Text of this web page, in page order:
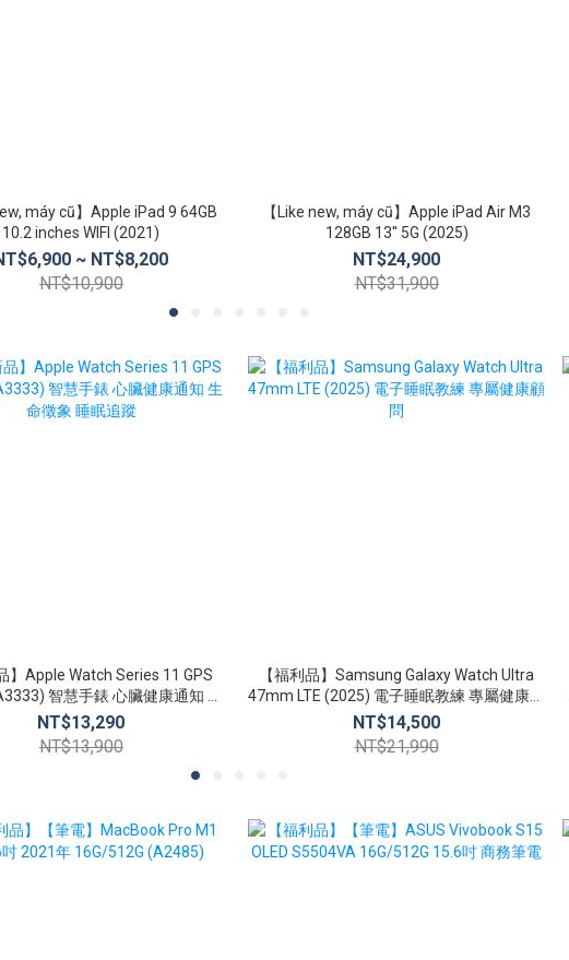
máy cũ】Apple iPad 9 64GB
10.2 inches WIFI (2021)
~ NT$8,200
NT$10,900
【Like new, máy cũ】Apple iPad Air M3
128GB 13'' 5G (2025)
NT$24,900
NT$31,900
】Apple Watch Series 11 GPS
智慧手錶 心臟健康通知 生
命徵象 睡眠追蹤
NT$13,290
NT$13,900
【福利品】Samsung Galaxy Watch Ultra
47mm LTE (2025) 電子睡眠教練 專屬健康顧
問
NT$14,500
NT$21,990